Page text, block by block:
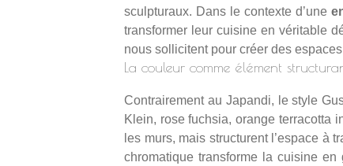
sculpturaux. Dans le contexte d’une
transformer leur cuisine en véritable
nous sollicitent pour créer des
La couleur comme élément
Contrairement au Japandi, le style
Klein, rose fuchsia, orange terracotta
les murs, mais structurent l’espace à
chromatique transforme la cuisine